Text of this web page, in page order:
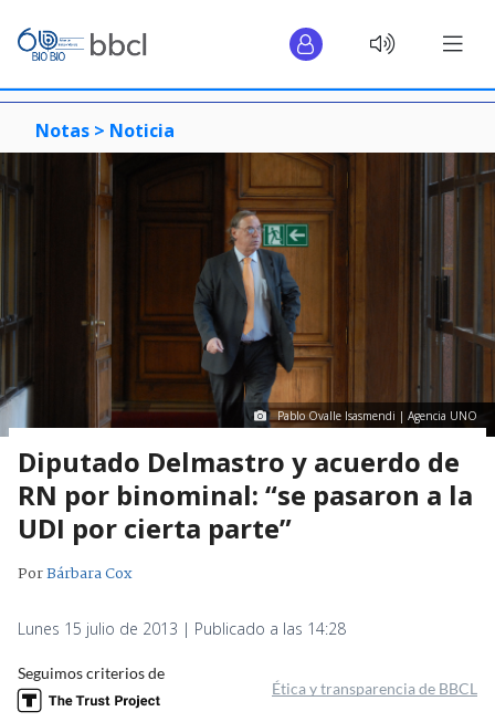
Notas > Noticia
Pablo Ovalle Isasmendi | Agencia UNO
Diputado Delmastro y acuerdo de
RN por binominal: “se pasaron a la
UDI por cierta parte”
PorBárbara Cox
Lunes 15 julio de 2013 | Publicado a las 14:28
Seguimos criterios de
Ética y transparencia de BBCL